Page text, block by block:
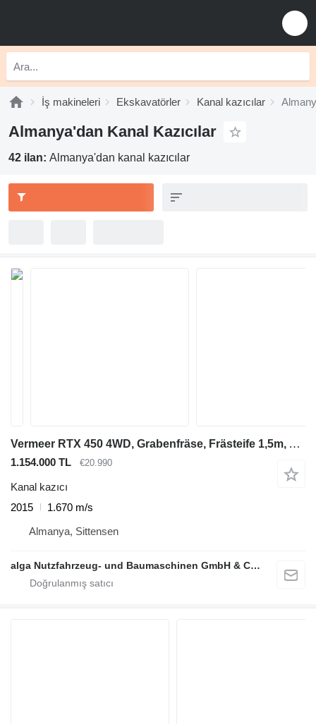
İş makineleri Ekskavatörler Kanal kazıcılar
Almanya'dan Kanal Kazıcılar
42 ilan: Almanya'dan kanal kazıcılar
Vermeer RTX 450 4WD, Grabenfräse, Frästeife 1,5m, Allrad
1.154.000 TL €20.990
Kanal kazıcı
2015
1.670 m/s
Almanya, Sittensen
alga Nutzfahrzeug- und Baumaschinen GmbH & Co. KG